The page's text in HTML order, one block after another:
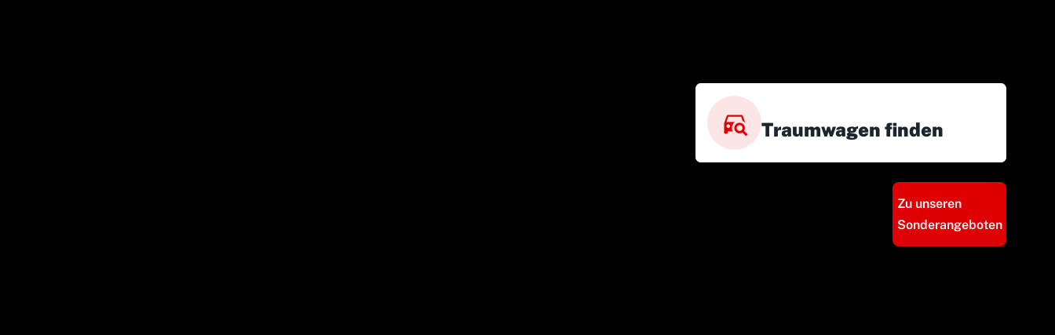
Traumwagen finden
Zu unseren
Sonderangeboten